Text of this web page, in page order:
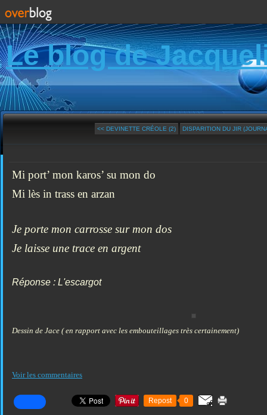
Le blog de
<< DEVINETTE CRÉOLE (2) DISPARITION DU JIR
Mi port’ mon karos’ su mon do
Mi lès in trass en arzan
Je porte mon carrosse sur mon dos
Je laisse une trace en argent
Réponse : L'escargot
Dessin de Jace ( en rapport avec les embouteillages très certainement)
Voir les commentaires
Repost 0